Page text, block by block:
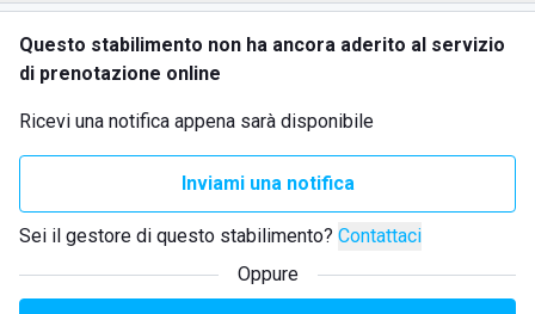
Questo stabilimento non ha ancora aderito al servizio
di prenotazione online
Ricevi una notifica appena sarà disponibile
Inviami una notifica
Sei il gestore di questo stabilimento? Contattaci
Oppure